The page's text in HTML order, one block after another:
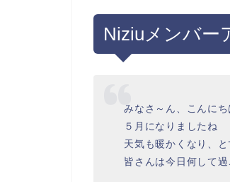
Niziuメンバー
みなさ～ん、こんにち
５月になりましたね
天気も暖かくなり、
皆さんは今日何して